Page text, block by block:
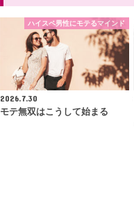
ハイスペ男性にモテるマインド
2026.7.30
モテ無双はこうして始まる